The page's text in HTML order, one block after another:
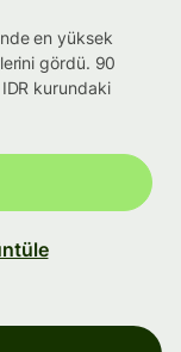
en yüksek
gördü. 90
kurundaki